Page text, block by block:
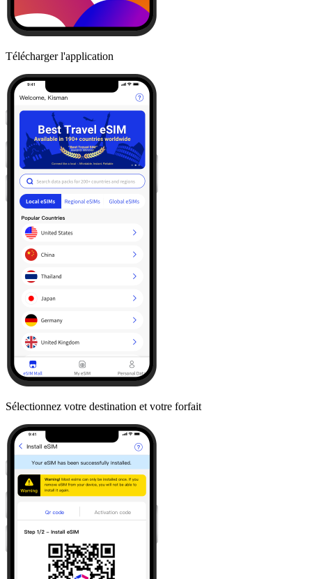
Télécharger l'application
Sélectionnez votre destination et votre forfait